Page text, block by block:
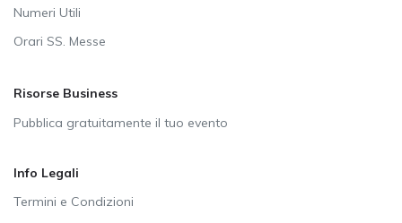
Numeri Utili
Orari SS. Messe
Risorse Business
Pubblica gratuitamente il tuo evento
Info Legali
Termini e Condizioni